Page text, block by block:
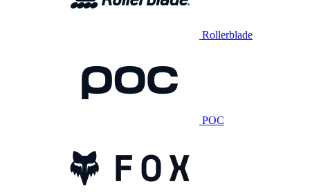
Rollerblade
POC